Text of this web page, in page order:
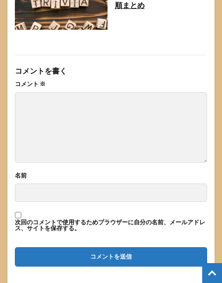
順まとめ
コメントを書く
コメント ※
名前
次回のコメントで使用するためブラウザーに自分の名前、メールアドレ
ス、サイトを保存する。